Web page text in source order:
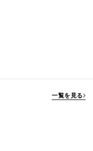
一覧を見る